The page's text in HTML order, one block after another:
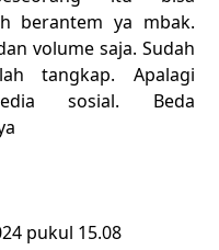
berantem ya mbak.
volume saja. Sudah
tangkap. Apalagi
sosial. Beda
pukul 15.08